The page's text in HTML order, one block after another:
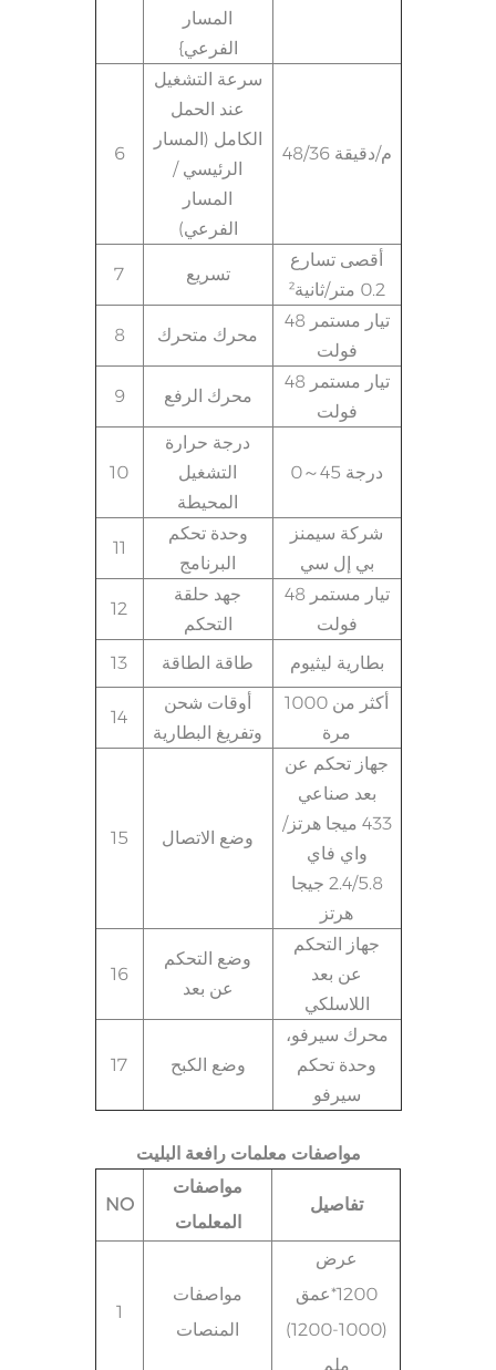
المسار
الفرعي}
6
سرعة التشغيل
عند الحمل
الكامل (المسار
الرئيسي /
المسار
الفرعي)
48/36 م/دقيقة
7 تسريع
أقصى تسارع
0.2 متر/ثانية²
8 محرك متحرك
تيار مستمر 48
فولت
9 محرك الرفع
تيار مستمر 48
فولت
10
درجة حرارة
التشغيل
المحيطة
0～45 درجة
11
وحدة تحكم
البرنامج
شركة سيمنز
بي إل سي
12
جهد حلقة
التحكم
تيار مستمر 48
فولت
13
طاقة الطاقة بطارية ليثيوم
14
أوقات شحن
وتفريغ البطارية
أكثر من 1000
مرة
15 وضع الاتصال
جهاز تحكم عن
بعد صناعي
433 ميجا هرتز/
واي فاي
2.4/5.8 جيجا
هرتز
16
وضع التحكم
عن بعد
جهاز التحكم
عن بعد
اللاسلكي
17 وضع الكبح
محرك سيرفو،
وحدة تحكم
سيرفو
مواصفات معلمات رافعة البليت
NO
مواصفات
المعلمات
تفاصيل
1
مواصفات
المنصات
عرض
1200*عمق
(1000-1200)
ملم